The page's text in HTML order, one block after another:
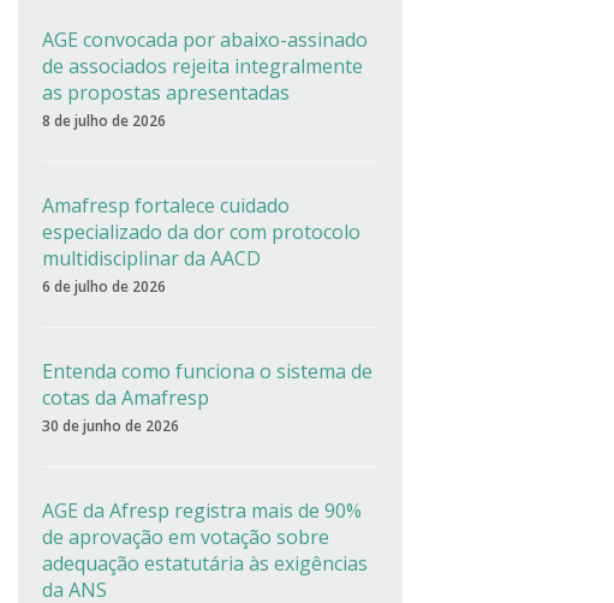
AGE convocada por abaixo-assinado
de associados rejeita integralmente
as propostas apresentadas
8 de julho de 2026
Amafresp fortalece cuidado
especializado da dor com protocolo
multidisciplinar da AACD
6 de julho de 2026
Entenda como funciona o sistema de
cotas da Amafresp
30 de junho de 2026
AGE da Afresp registra mais de 90%
de aprovação em votação sobre
adequação estatutária às exigências
da ANS